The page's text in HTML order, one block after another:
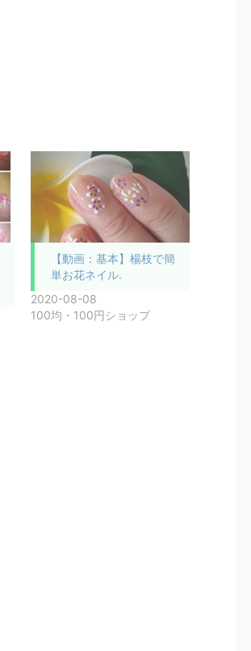
【動画：基本】楊枝で簡
単お花ネイル.
2020-08-08
100均・100円ショップ